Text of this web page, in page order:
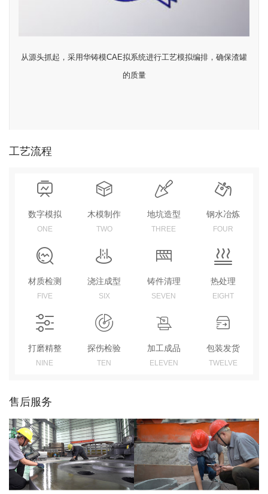
从源头抓起，采用华铸模CAE拟系统进行工艺模拟编排，确保渣罐
的质量
工艺流程
数字模拟
ONE
木模制作
TWO
地坑造型
THREE
钢水冶炼
FOUR
材质检测
FIVE
浇注成型
SIX
铸件清理
SEVEN
热处理
EIGHT
打磨精整
NINE
探伤检验
TEN
加工成品
ELEVEN
包装发货
TWELVE
售后服务